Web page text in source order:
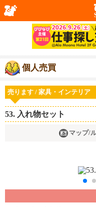
個人売買
売ります / 家具・インテリア
53. 入れ物セット
マップ/